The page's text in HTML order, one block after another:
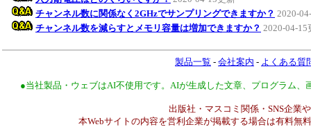
チャンネル数に関係なく2GHzでサンプリングできますか？ 2020-
チャンネル数を減らすとメモリ容量は増加できますか？ 2020-04-15
製品一覧 - 会社案内 - よくある質
●当社製品・ウェブはAI不使用です。AIが生成した文章、プログラム
出版社・マスコミ関係・SNS企業
本Webサイトの内容を営利企業が掲載する場合は有料無